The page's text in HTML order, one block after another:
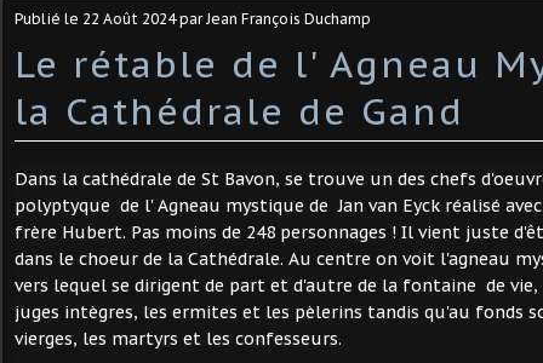
Publié le 22 Août 2024par Jean François Duchamp
Le rétable de l' Agneau
la Cathédrale de Gand
Dans la cathédrale de St Bavon, se trouve un des chefs
polyptyque de l' Agneau mystique de Jan van Eyck réalisé
frère Hubert. Pas moins de 248 personnages ! Il vient juste
dans le choeur de la Cathédrale. Au centre on voit l'agneau
vers lequel se dirigent de part et d'autre de la fontaine de vie,
juges intègres, les ermites et les pèlerins tandis qu'au fonds
vierges, les martyrs et les confesseurs.